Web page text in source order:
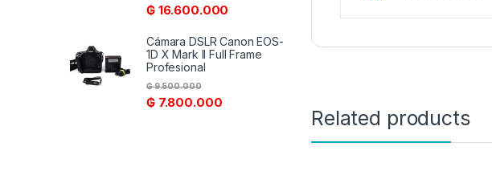
Related products
₲16.600.000
Cámara DSLR Canon EOS-
1D X Mark II Full Frame
Profesional
₲7.800.000
₲9.500.000